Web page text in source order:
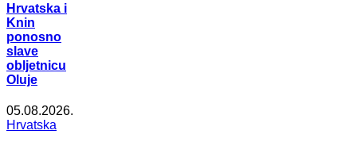
Hrvatska i
Knin
ponosno
slave
obljetnicu
Oluje
05.08.2026.
Hrvatska